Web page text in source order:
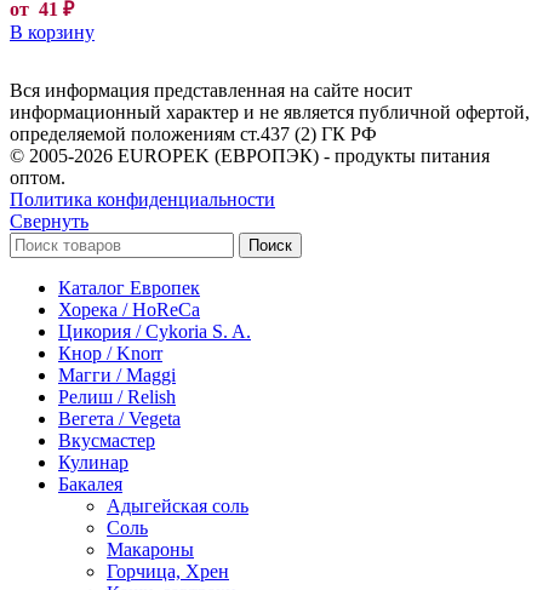
от 41 ₽
В корзину
Вся информация представленная на сайте носит
информационный характер и не является публичной офертой,
определяемой положениям ст.437 (2) ГК РФ
© 2005-2026 EUROPEK (ЕВРОПЭК) - продукты питания
оптом.
Политика конфиденциальности
Свернуть
Поиск
Каталог Европек
Хорека / HoReCa
Цикория / Cykoria S. A.
Кнор / Knorr
Магги / Maggi
Релиш / Relish
Вегета / Vegeta
Вкусмастер
Кулинар
Бакалея
Адыгейская соль
Соль
Макароны
Горчица, Хрен